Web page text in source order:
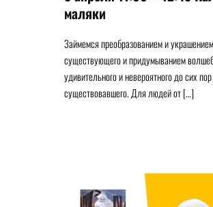
маляки
Займемся преобразованием и
существующего и придумыванием
удивительного и невероятного до сих
существовавшего. Для людей от […]